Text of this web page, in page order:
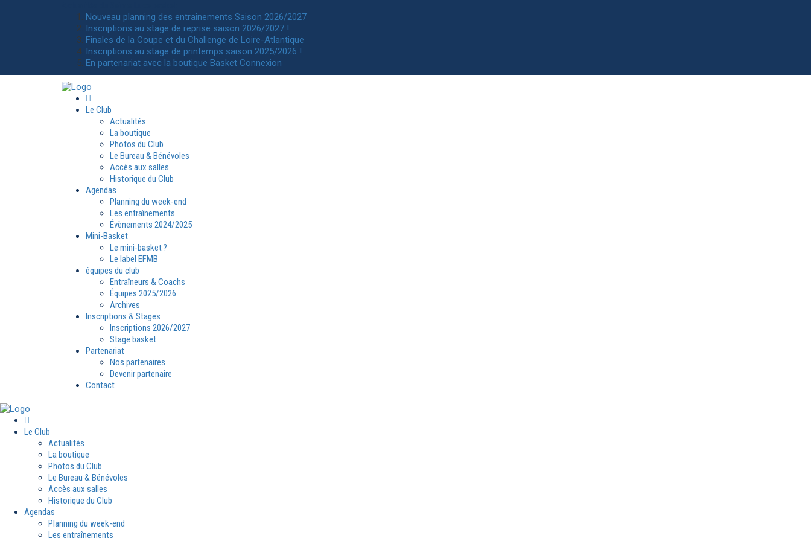
Nouveau planning des entraînements Saison 2026/2027
Inscriptions au stage de reprise saison 2026/2027 !
Finales de la Coupe et du Challenge de Loire-Atlantique
Inscriptions au stage de printemps saison 2025/2026 !
En partenariat avec la boutique Basket Connexion
Le Club
Actualités
La boutique
Photos du Club
Le Bureau & Bénévoles
Accès aux salles
Historique du Club
Agendas
Planning du week-end
Les entraînements
Évènements 2024/2025
Mini-Basket
Le mini-basket ?
Le label EFMB
équipes du club
Entraîneurs & Coachs
Équipes 2025/2026
Archives
Inscriptions & Stages
Inscriptions 2026/2027
Stage basket
Partenariat
Nos partenaires
Devenir partenaire
Contact
Le Club
Actualités
La boutique
Photos du Club
Le Bureau & Bénévoles
Accès aux salles
Historique du Club
Agendas
Planning du week-end
Les entraînements